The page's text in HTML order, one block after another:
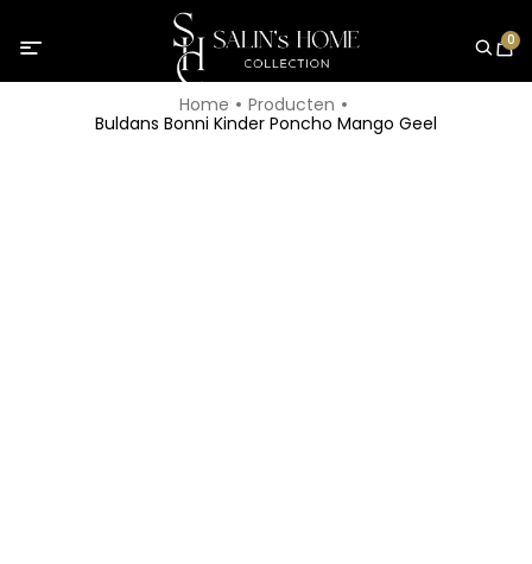
0
Home
Producten
Buldans Bonni Kinder Poncho Mango Geel